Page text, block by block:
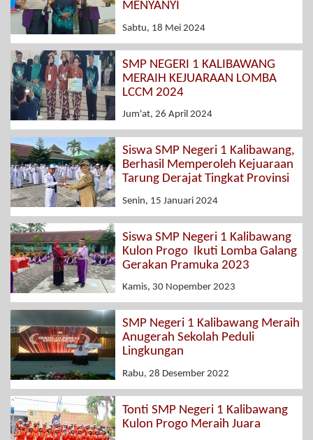
MENYANYI
Sabtu, 18 Mei 2024
SMP NEGERI 1 KALIBAWANG
MERAIH KEJUARAAN LOMBA
LCCM 2024
Jum'at, 26 April 2024
Siswa SMP Negeri 1 Kalibawang,
Berhasil Memperoleh Kejuaraan
Tarung Derajat Tingkat Provinsi
Senin, 15 Januari 2024
Siswa SMP Negeri 1 Kalibawang
Kulon Progo Ikuti Lomba Galang
Gerakan Pramuka 2023
Kamis, 30 Nopember 2023
SMP Negeri 1 Kalibawang Meraih
Anugerah Sekolah Peduli
Lingkungan
Rabu, 28 Desember 2022
Tonti SMP Negeri 1 Kalibawang
Kulon Progo Meraih Juara